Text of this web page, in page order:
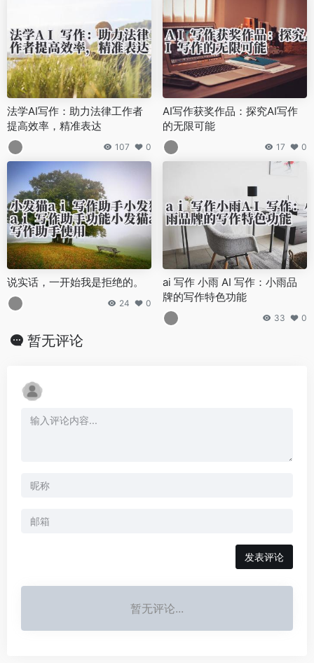
法学AI写作：助力法律工作者
提高效率，精准表达
107 0
AI写作获奖作品：探究AI写作
的无限可能
17 0
说实话，一开始我是拒绝的。
24 0
ai 写作 小雨 AI 写作：小雨品
牌的写作特色功能
33 0
暂无评论
发表评论
暂无评论...